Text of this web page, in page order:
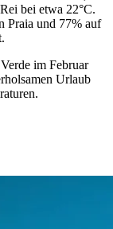
bei etwa 22°C.
Praia und 77% auf
im Februar
Urlaub